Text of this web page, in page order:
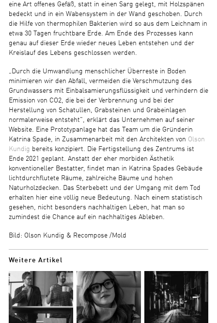
eine Art offenes Gefäß, statt in einen Sarg gelegt, mit Holzspänen
bedeckt und in ein Wabensystem in der Wand geschoben. Durch
die Hilfe von thermophilen Bakterien wird so aus dem Leichnam in
etwa 30 Tagen fruchtbare Erde. Am Ende des Prozesses kann
genau auf dieser Erde wieder neues Leben entstehen und der
Kreislauf des Lebens geschlossen werden.
„Durch die Umwandlung menschlicher Überreste in Boden
minimieren wir den Abfall, vermeiden die Verschmutzung des
Grundwassers mit Einbalsamierungsflüssigkeit und verhindern die
Emission von CO2, die bei der Verbrennung und bei der
Herstellung von Schatullen, Grabsteinen und Grabeinlagen
normalerweise entsteht", erklärt das Unternehmen auf seiner
Website. Eine Prototypanlage hat das Team um die Gründerin
Katrina Spade, in Zusammenarbeit mit den Architekten von Olson
Kundig bereits konzipiert. Die Fertigstellung des Zentrums ist
Ende 2021 geplant. Anstatt der eher morbiden Ästhetik
konventioneller Bestatter, findet man in Katrina Spades Gebäude
lichtdurchflutete Räume, zahlreiche Bäume und hohen
Naturholzdecken. Das Sterbebett und der Umgang mit dem Tod
erhalten hier eine völlig neue Bedeutung. Nach einem statistisch
gesehen, nicht besonders nachhaltigen Leben, hat man so
zumindest die Chance auf ein nachhaltiges Ableben.
Bild: Olson Kundig & Recompose /Mold
Weitere Artikel